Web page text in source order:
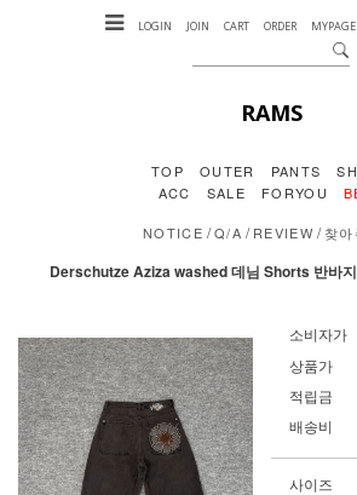
LOGIN JOIN CART ORDER MYPAGE
RAMS
TOP OUTER PANTS
ACC
SALE FORYOU
NOTICE /Q/A /REVIEW /찾아
Derschutze Aziza washed 데님 Shorts 반바
소비자가
상품가
적립금
배송비
사이즈